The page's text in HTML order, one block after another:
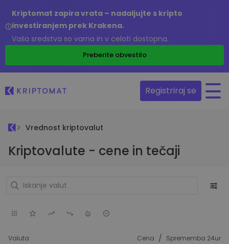
Kriptomat zapira vrata – nadaljujte s kripto
investiranjem prek Krakena.
Vaša sredstva so varna in v celoti dostopna.
Preberite obvestilo
Registriraj se
Vrednost kriptovalut
Kriptovalute - cene in tečaji
Valuta Cena / Sprememba 24ur